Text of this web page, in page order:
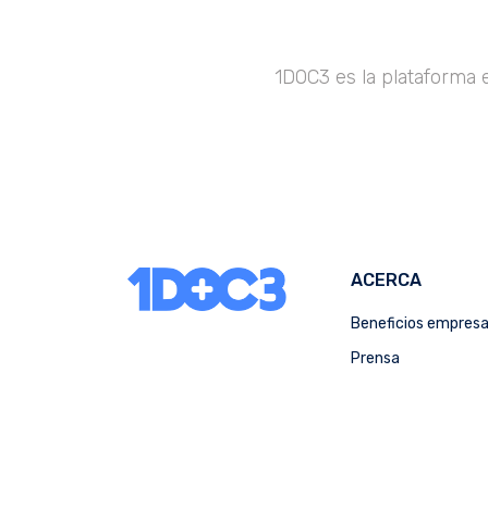
1DOC3 es la
ACERCA
Beneficios
Prensa